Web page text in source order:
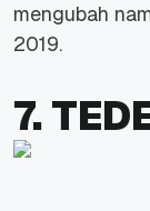
mengubah
2019.
7.